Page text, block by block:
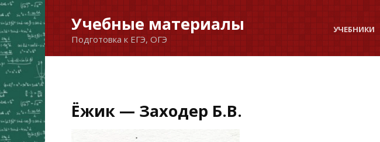
Перейти
к
содержанию
Учебные материалы
Подготовка к ЕГЭ, ОГЭ
УЧЕБНИКИ
Ёжик — Заходер Б.В.